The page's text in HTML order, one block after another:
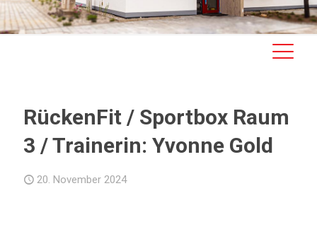
RückenFit / Sportbox Raum
3 / Trainerin: Yvonne Gold
20. November 2024